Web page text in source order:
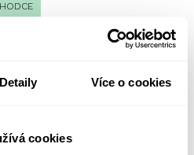
Detaily Více o cookies
cookies